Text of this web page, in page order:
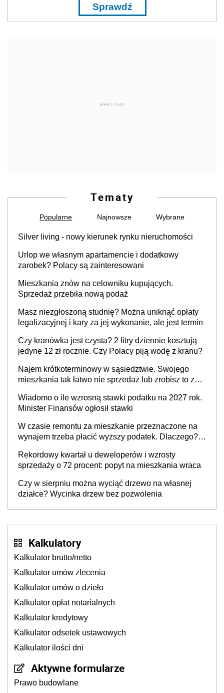
Sprawdź
REKLAMA
Tematy
Popularne Najnowsze Wybrane
Silver living - nowy kierunek rynku nieruchomości
Urlop we własnym apartamencie i dodatkowy
zarobek? Polacy są zainteresowani
Mieszkania znów na celowniku kupujących.
Sprzedaż przebiła nową podaż
Masz niezgłoszoną studnię? Można uniknąć opłaty
legalizacyjnej i kary za jej wykonanie, ale jest termin
Czy kranówka jest czysta? 2 litry dziennie kosztują
jedyne 12 zł rocznie. Czy Polacy piją wodę z kranu?
Najem krótkoterminowy w sąsiedztwie. Swojego
mieszkania tak łatwo nie sprzedaż lub zrobisz to ze
Wiadomo o ile wzrosną stawki podatku na 2027 rok.
Minister Finansów ogłosił stawki
W czasie remontu za mieszkanie przeznaczone na
wynajem trzeba płacić wyższy podatek. Dlaczego?
Rekordowy kwartał u deweloperów i wzrosty
sprzedaży o 72 procent: popyt na mieszkania wraca
Czy w sierpniu można wyciąć drzewo na własnej
działce? Wycinka drzew bez pozwolenia
Kalkulatory
Kalkulator brutto/netto
Kalkulator umów zlecenia
Kalkulator umów o dzieło
Kalkulator opłat notarialnych
Kalkulator kredytowy
Kalkulator odsetek ustawowych
Kalkulator ilości dni
Aktywne formularze
Prawo budowlane